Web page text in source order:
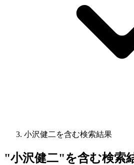
小沢健二を含む検索結果
"小沢健二"を含む検索